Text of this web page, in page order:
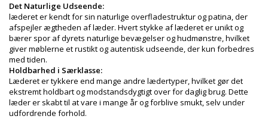
Det Naturlige Udseende:
læderet er kendt for sin naturlige overfladestruktur og patina, der
afspejler ægtheden af læder. Hvert stykke af læderet er unikt og
bærer spor af dyrets naturlige bevægelser og hudmønstre, hvilket
giver møblerne et rustikt og autentisk udseende, der kun forbedres
med tiden.
Holdbarhed i Særklasse:
Læderet er tykkere end mange andre lædertyper, hvilket gør det
ekstremt holdbart og modstandsdygtigt over for daglig brug. Dette
læder er skabt til at vare i mange år og forblive smukt, selv under
udfordrende forhold.